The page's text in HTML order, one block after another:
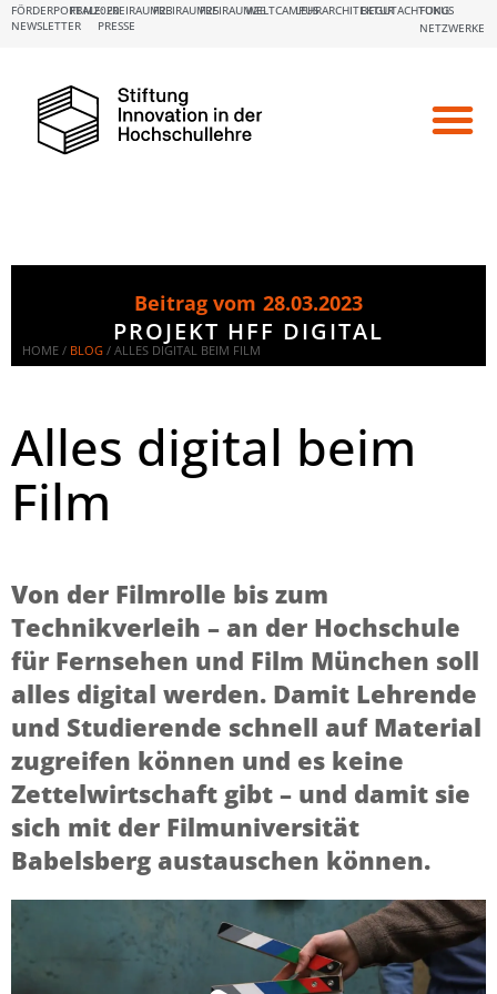
NEWSLETTER PRESSE
FÖRDERPORTALE:
FBM2020FREIRAUM23FREIRAUM25FREIRAUM26WELTCAMPUSLEHRARCHITEKTURBEGUTACHTUNG
FOKUS
NETZWERKE
Beitrag vom 28.03.2023
PROJEKT HFF DIGITAL
HOME / BLOG / ALLES DIGITAL BEIM FILM
Alles digital beim
Film
Von der Filmrolle bis zum
Technikverleih – an der Hochschule
für Fernsehen und Film München soll
alles digital werden. Damit Lehrende
und Studierende schnell auf Material
zugreifen können und es keine
Zettelwirtschaft gibt – und damit sie
sich mit der Filmuniversität
Babelsberg austauschen können.